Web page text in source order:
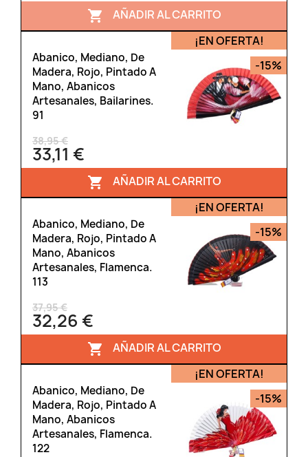
 AÑADIR AL CARRITO
Abanico, Mediano, De
Madera, Rojo, Pintado A
Mano, Abanicos
Artesanales, Bailarines.
91
38,95 €
33,11 €
¡EN OFERTA!
-15%
 AÑADIR AL CARRITO
Abanico, Mediano, De
Madera, Rojo, Pintado A
Mano, Abanicos
Artesanales, Flamenca.
113
37,95 €
32,26 €
¡EN OFERTA!
-15%
 AÑADIR AL CARRITO
Abanico, Mediano, De
Madera, Rojo, Pintado A
Mano, Abanicos
Artesanales, Flamenca.
122
¡EN OFERTA!
-15%